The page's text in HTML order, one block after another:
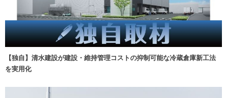
【独自】清水建設が建設・維持管理コストの抑制可能な冷蔵倉庫新工法
を実用化